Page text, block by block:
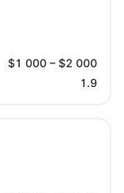
$1 000 – $2 000
1.9